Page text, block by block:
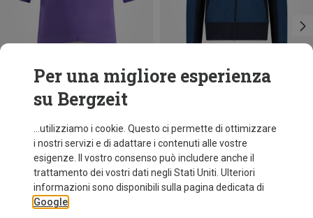
Risparmi 51%
CMP
Giacca Hoodie uomo
69,95 €
Per una migliore esperienza
su Bergzeit
...utilizziamo i cookie. Questo ci permette di ottimizzare
i nostri servizi e di adattare i contenuti alle vostre
esigenze. Il vostro consenso può includere anche il
trattamento dei vostri dati negli Stati Uniti. Ulteriori
informazioni sono disponibili sulla pagina dedicata di
Google